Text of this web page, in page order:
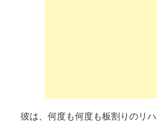
彼は、何度も何度も板割りのリ